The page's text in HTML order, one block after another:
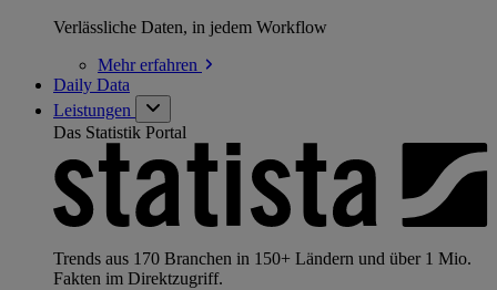
Verlässliche Daten, in jedem Workflow
Mehrerfahren
Daily Data
Leistungen
Das Statistik Portal
Trends aus 170 Branchen in 150+ Ländern und über 1 Mio.
Fakten im Direktzugriff.